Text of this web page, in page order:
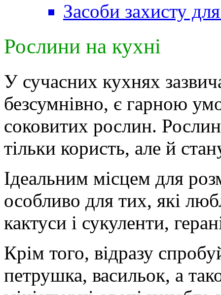
Засоби захисту
Рослини на кухні
У сучасних кухнях
безсумнівно, є гарною
соковитих рослин.
тільки користь, але й
Ідеальним місцем для
особливо для тих, які
кактуси і сукуленти,
Крім того, відразу
петрушка, васильок, а